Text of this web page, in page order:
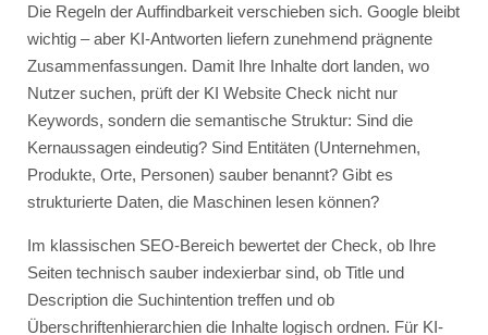
Die Regeln der Auffindbarkeit verschieben sich. Google bleibt
wichtig – aber KI-Antworten liefern zunehmend prägnente
Zusammenfassungen. Damit Ihre Inhalte dort landen, wo
Nutzer suchen, prüft der KI Website Check nicht nur
Keywords, sondern die semantische Struktur: Sind die
Kernaussagen eindeutig? Sind Entitäten (Unternehmen,
Produkte, Orte, Personen) sauber benannt? Gibt es
strukturierte Daten, die Maschinen lesen können?
Im klassischen SEO-Bereich bewertet der Check, ob Ihre
Seiten technisch sauber indexierbar sind, ob Title und
Description die Suchintention treffen und ob
Überschriftenhierarchien die Inhalte logisch ordnen. Für KI-